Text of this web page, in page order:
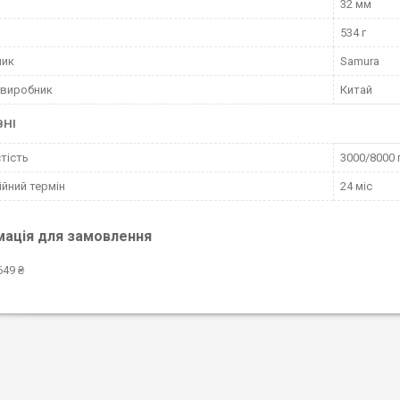
32 мм
534 г
Samura
Китай
3000/8000
термін 24 міс
для замовлення
₴